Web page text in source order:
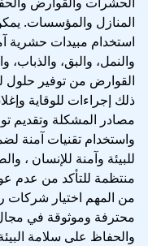
المنازل والمؤسسات.
استخدام مبيدات حشرية
والنمل، والبق،
القوارض من توفير حلول
ذلك إجراءات للوقاية
مصادر المشكلة وتقديم
واستخدام تقنيات آمنة
للبيئة وآمنة للإنسان ،
منتظمة للتأكد من عدم
من المهم اختيار
محترفة وموثوقة في
والحفاظ على سلامة